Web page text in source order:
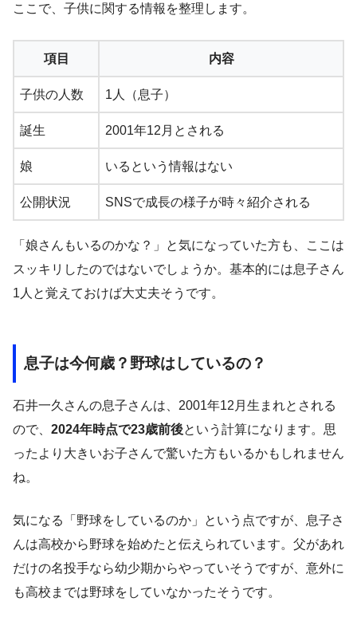
ここで、子供に関する情報を整理します。
項目 内容
子供の人数 1人（息子）
誕生 2001年12月とされる
娘 いるという情報はない
公開状況 SNSで成長の様子が時々紹介される
「娘さんもいるのかな？」と気になっていた方も、ここは
スッキリしたのではないでしょうか。基本的には息子さん
1人と覚えておけば大丈夫そうです。
息子は今何歳？野球はしているの？
石井一久さんの息子さんは、2001年12月生まれとされる
ので、 2024年時点で23歳前後という計算になります。思
ったより大きいお子さんで驚いた方もいるかもしれません
ね。
気になる「野球をしているのか」という点ですが、息子さ
んは高校から野球を始めたと伝えられています。父があれ
だけの名投手なら幼少期からやっていそうですが、意外に
も高校までは野球をしていなかったそうです。